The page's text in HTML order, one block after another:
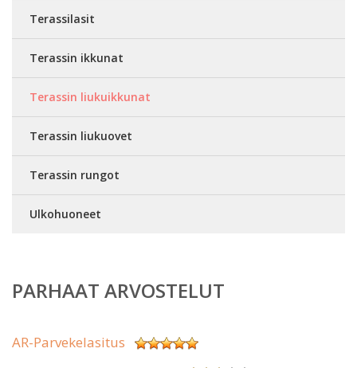
Terassilasit
Terassin ikkunat
Terassin liukuikkunat
Terassin liukuovet
Terassin rungot
Ulkohuoneet
PARHAAT ARVOSTELUT
AR-Parvekelasitus